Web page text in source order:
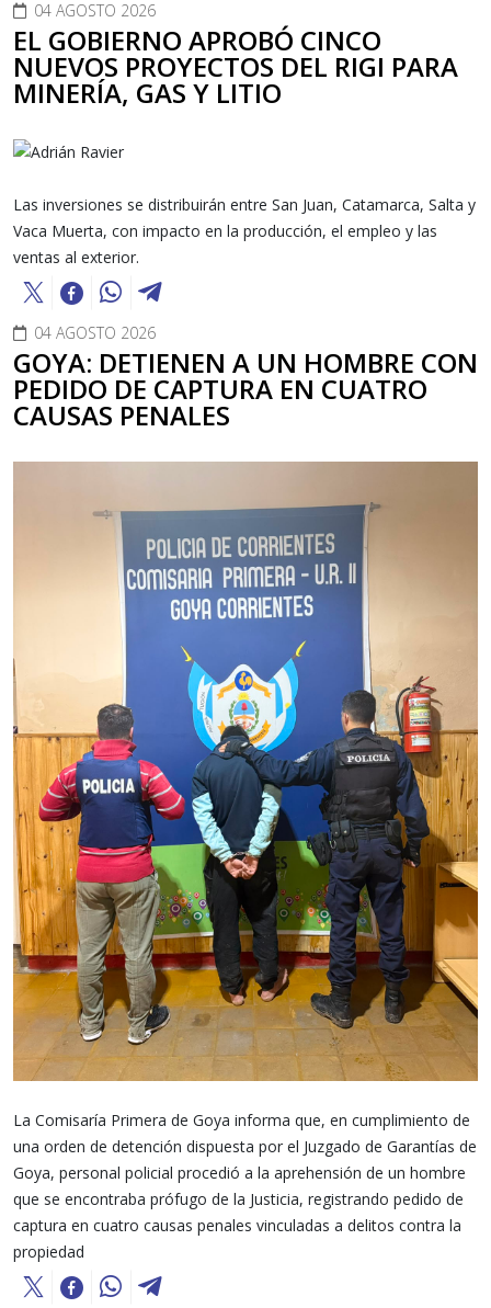
04 AGOSTO 2026
EL GOBIERNO APROBÓ CINCO
NUEVOS PROYECTOS DEL RIGI PARA
MINERÍA, GAS Y LITIO
Las inversiones se distribuirán entre San Juan, Catamarca, Salta y
Vaca Muerta, con impacto en la producción, el empleo y las
ventas al exterior.
04 AGOSTO 2026
GOYA: DETIENEN A UN HOMBRE CON
PEDIDO DE CAPTURA EN CUATRO
CAUSAS PENALES
La Comisaría Primera de Goya informa que, en cumplimiento de
una orden de detención dispuesta por el Juzgado de Garantías de
Goya, personal policial procedió a la aprehensión de un hombre
que se encontraba prófugo de la Justicia, registrando pedido de
captura en cuatro causas penales vinculadas a delitos contra la
propiedad